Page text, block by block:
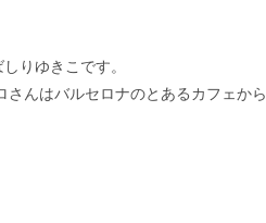
りゆきこです。
んはバルセロナのとあるカフェから